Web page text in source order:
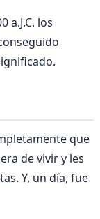
los
que
de vivir y les
Y, un día, fue